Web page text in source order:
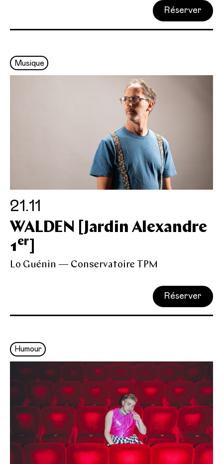
Réserver
Musique
21.11
WALDEN [Jardin Alexandre
1er
Lo Guénin — Conservatoire TPM
Réserver
Humour